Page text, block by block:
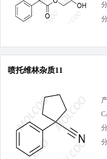
喷托维林杂质11